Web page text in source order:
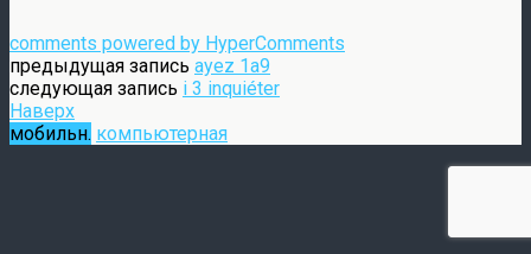
comments powered by HyperComments
предыдущая запись ayez 1a9
следующая запись i 3 inquiéter
Наверх
мобильн. компьютерная